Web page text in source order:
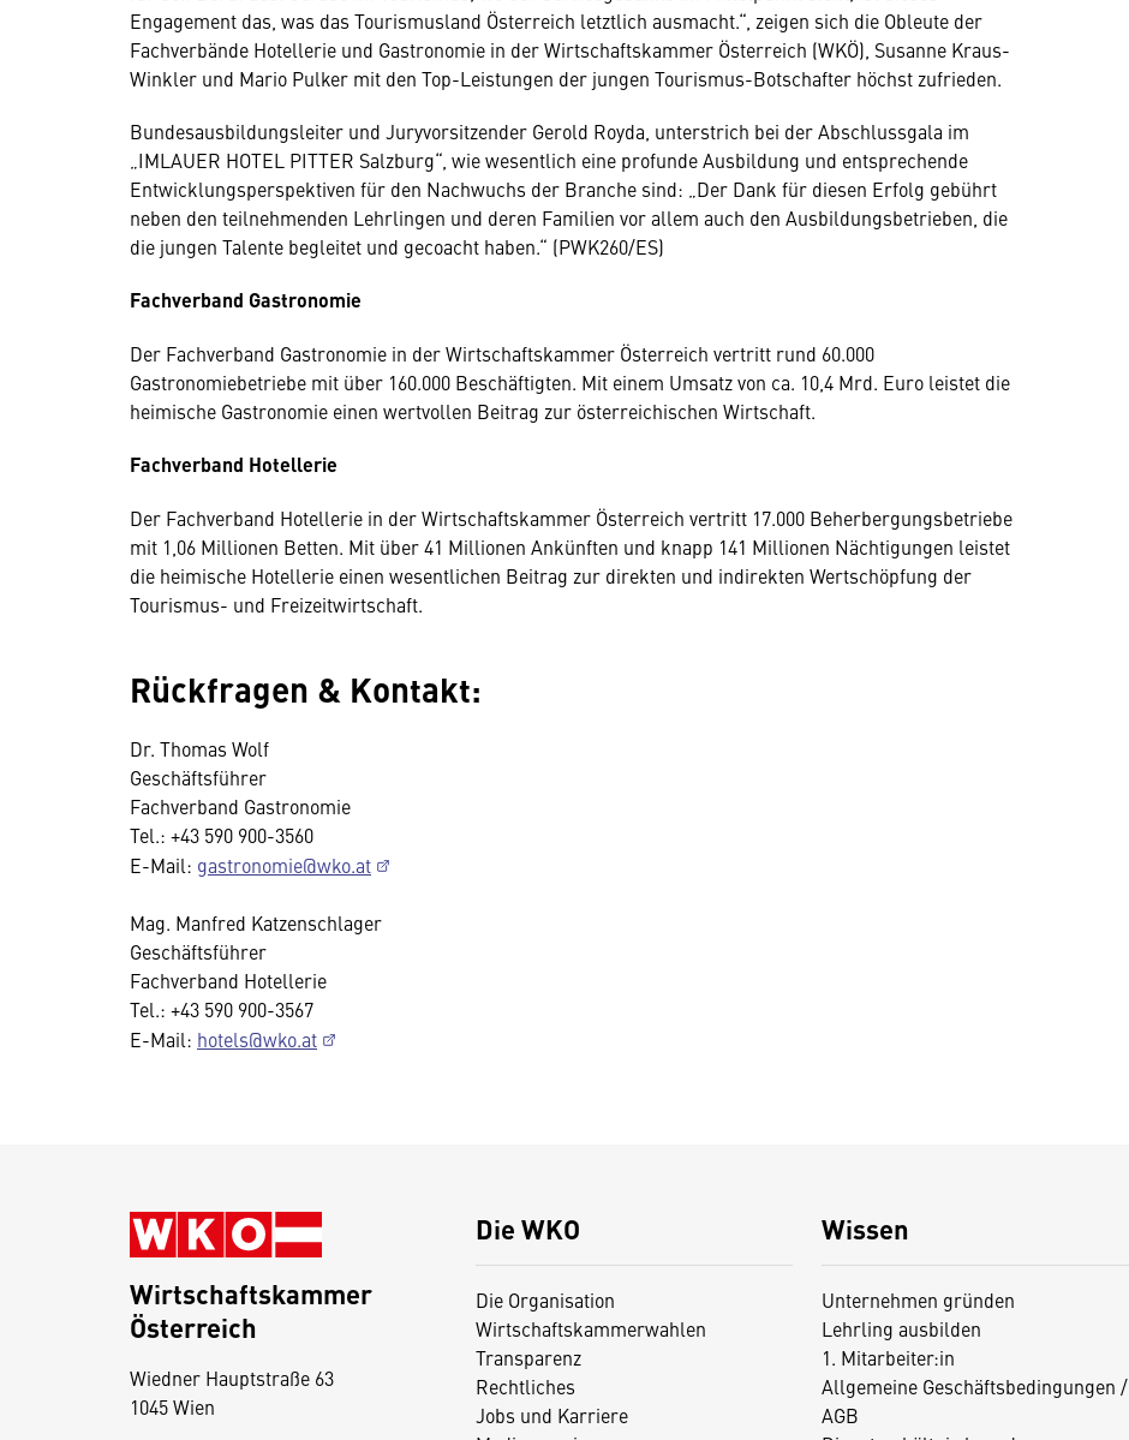
Engagement das, was das Tourismusland Österreich letztlich ausmacht.“, zeigen sich die Obleute der
Fachverbände Hotellerie und Gastronomie in der Wirtschaftskammer Österreich (WKÖ), Susanne Kraus-
Winkler und Mario Pulker mit den Top-Leistungen der jungen Tourismus-Botschafter höchst zufrieden.
Bundesausbildungsleiter und Juryvorsitzender Gerold Royda, unterstrich bei der Abschlussgala im
„IMLAUER HOTEL PITTER Salzburg“, wie wesentlich eine profunde Ausbildung und entsprechende
Entwicklungsperspektiven für den Nachwuchs der Branche sind: „Der Dank für diesen Erfolg gebührt
neben den teilnehmenden Lehrlingen und deren Familien vor allem auch den Ausbildungsbetrieben, die
die jungen Talente begleitet und gecoacht haben.“ (PWK260/ES)
Fachverband Gastronomie
Der Fachverband Gastronomie in der Wirtschaftskammer Österreich vertritt rund 60.000
Gastronomiebetriebe mit über 160.000 Beschäftigten. Mit einem Umsatz von ca. 10,4 Mrd. Euro leistet die
heimische Gastronomie einen wertvollen Beitrag zur österreichischen Wirtschaft.
Fachverband Hotellerie
Der Fachverband Hotellerie in der Wirtschaftskammer Österreich vertritt 17.000 Beherbergungsbetriebe
mit 1,06 Millionen Betten. Mit über 41 Millionen Ankünften und knapp 141 Millionen Nächtigungen leistet
die heimische Hotellerie einen wesentlichen Beitrag zur direkten und indirekten Wertschöpfung der
Tourismus- und Freizeitwirtschaft.
Rückfragen & Kontakt:
Dr. Thomas Wolf
Geschäftsführer
Fachverband Gastronomie
Tel.: +43 590 900-3560
E-Mail: gastronomie@wko.at
Mag. Manfred Katzenschlager
Geschäftsführer
Fachverband Hotellerie
Tel.: +43 590 900-3567
E-Mail: hotels@wko.at
Die WKO
Die Organisation
Wirtschaftskammerwahlen
Transparenz
Rechtliches
Jobs und Karriere
Wissen
Unternehmen gründen
Lehrling ausbilden
1. Mitarbeiter:in
Allgemeine Geschäftsbedingungen /
AGB
Wirtschaftskammer
Österreich
Wiedner Hauptstraße 63
1045 Wien